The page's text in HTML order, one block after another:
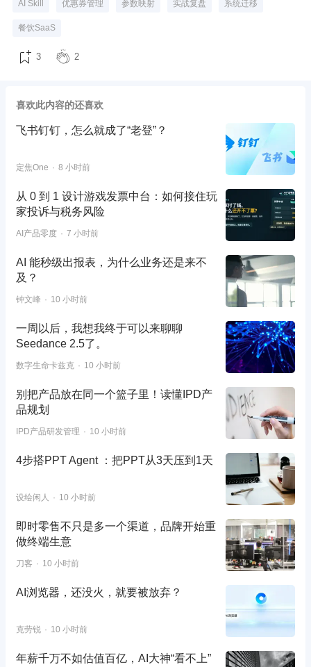
AI Skill 优惠券管理 参数映射 实战复盘 系统迁移
餐饮SaaS
3 2
喜欢此内容的还喜欢
飞书钉钉，怎么就成了“老登”？
定焦One 8 小时前
从 0 到 1 设计游戏发票中台：如何接住玩
家投诉与税务风险
AI产品零度 7 小时前
AI 能秒级出报表，为什么业务还是来不
及？
钟文峰 10 小时前
一周以后，我想我终于可以来聊聊
Seedance 2.5了。
数字生命卡兹克 10 小时前
别把产品放在同一个篮子里！读懂IPD产
品规划
IPD产品研发管理 10 小时前
4步搭PPT Agent ：把PPT从3天压到1天
设绘闲人 10 小时前
即时零售不只是多一个渠道，品牌开始重
做终端生意
刀客 10 小时前
AI浏览器，还没火，就要被放弃？
克劳锐 10 小时前
年薪千万不如估值百亿，AI大神“看不上”